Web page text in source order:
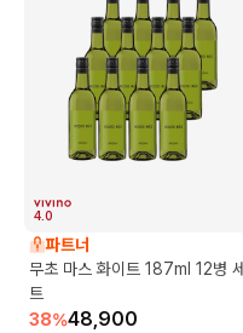
4.0
파트너
무초 마스 화이트 187ml 12병 세
트
38%48,900